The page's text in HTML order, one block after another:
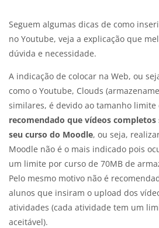
Seguem algumas dicas de como
no Youtube, veja a explicação que
dúvida e necessidade.
A indicação de colocar na Web, ou
como o Youtube, Clouds
similares, é devido ao tamanho limite
recomendado que vídeos completos
seu curso do Moodle, ou seja,
Moodle não é o mais indicado pois
um limite por curso de 70MB de
Pelo mesmo motivo não é
alunos que insiram o upload dos
atividades (cada atividade tem um
aceitável).